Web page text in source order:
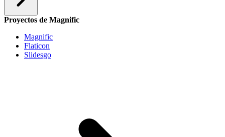
Proyectos de Magnific
Magnific
Flaticon
Slidesgo